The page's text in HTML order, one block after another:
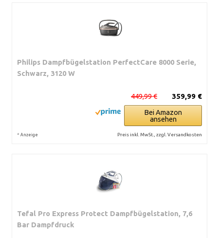
Philips Dampfbügelstation PerfectCare 8000 Serie,
Schwarz, 3120 W
359,99 €
449,99 €
Bei Amazon
ansehen
* Anzeige Preis inkl. MwSt., zzgl. Versandkosten
Tefal Pro Express Protect Dampfbügelstation, 7,6
Bar Dampfdruck